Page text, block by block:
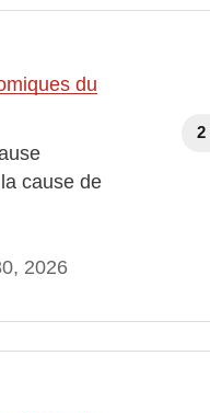
du
cause de
2026
2